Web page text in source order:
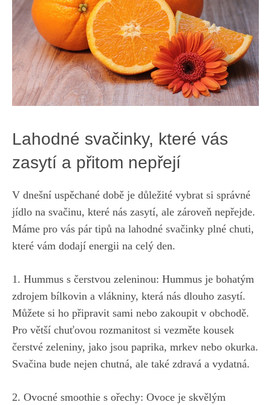
Lahodné svačinky, které vás
zasytí a přitom nepřejí
V dnešní uspěchané době je důležité vybrat si správné
jídlo na svačinu, které nás zasytí, ale zároveň nepřejde.
Máme pro vás pár tipů na lahodné svačinky plné chuti,
které vám dodají energii na celý den.
1. Hummus s čerstvou zeleninou: Hummus je bohatým
zdrojem bílkovin a vlákniny, která nás dlouho zasytí.
Můžete si ho připravit sami nebo zakoupit v obchodě.
Pro větší chuťovou rozmanitost si vezměte kousek
čerstvé zeleniny, jako jsou paprika, mrkev nebo okurka.
Svačina bude nejen chutná, ale také zdravá a vydatná.
2. Ovocné smoothie s ořechy: Ovoce je skvělým